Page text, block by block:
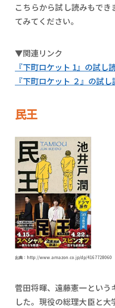
こちらから試し読みもで
てみてください。
▼関連リンク
『下町ロケット 1』の試し
『下町ロケット ２』の試
民王
出典：http://www.amazon.co.jp/dp/4167728060
菅田将暉、遠藤憲一とい
した。現役の総理大臣と